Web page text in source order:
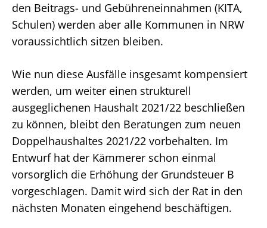
den Beitrags- und Gebühreneinnahmen (KITA,
Schulen) werden aber alle Kommunen in NRW
voraussichtlich sitzen bleiben.
Wie nun diese Ausfälle insgesamt kompensiert
werden, um weiter einen strukturell
ausgeglichenen Haushalt 2021/22 beschließen
zu können, bleibt den Beratungen zum neuen
Doppelhaushaltes 2021/22 vorbehalten. Im
Entwurf hat der Kämmerer schon einmal
vorsorglich die Erhöhung der Grundsteuer B
vorgeschlagen. Damit wird sich der Rat in den
nächsten Monaten eingehend beschäftigen.